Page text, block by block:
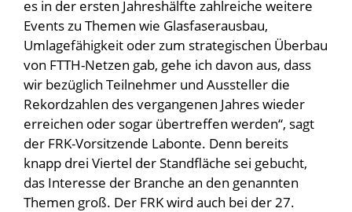
es in der ersten Jahreshälfte zahlreiche weitere
Events zu Themen wie Glasfaserausbau,
Umlagefähigkeit oder zum strategischen Überbau
von FTTH-Netzen gab, gehe ich davon aus, dass
wir bezüglich Teilnehmer und Aussteller die
Rekordzahlen des vergangenen Jahres wieder
erreichen oder sogar übertreffen werden“, sagt
der FRK-Vorsitzende Labonte. Denn bereits
knapp drei Viertel der Standfläche sei gebucht,
das Interesse der Branche an den genannten
Themen groß. Der FRK wird auch bei der 27.